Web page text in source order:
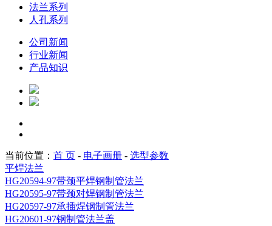
法兰系列
人孔系列
公司新闻
行业新闻
产品知识
当前位置： 首 页 - 电子画册 - 选型参数
平焊法兰
HG20594-97带颈平焊钢制管法兰
HG20595-97带颈对焊钢制管法兰
HG20597-97承插焊钢制管法兰
HG20601-97钢制管法兰盖